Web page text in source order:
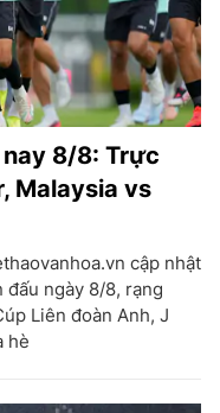
8/8: Trực
Malaysia vs
cập nhật
ngày 8/8, rạng
Liên đoàn Anh, J
hè